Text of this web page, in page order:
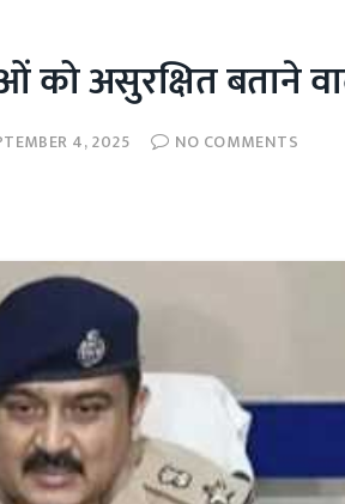
असुरक्षित बताने
4, 2025 NO COMMENTS